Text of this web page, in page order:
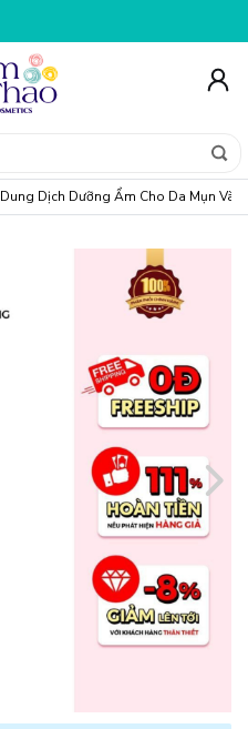
Dung Dịch Dưỡng Ẩm Cho Da Mụn Và